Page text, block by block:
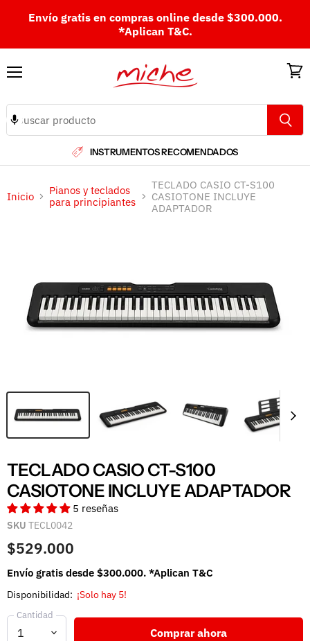
Envío gratis en compras online desde $300.000.
*Aplican T&C.
INSTRUMENTOS RECOMENDADOS
Inicio
Pianos y teclados
para principiantes
TECLADO CASIO CT-S100
CASIOTONE INCLUYE
ADAPTADOR
TECLADO CASIO CT-S100
CASIOTONE INCLUYE ADAPTADOR
5 reseñas
SKU TECL0042
$529.000
Envío gratis desde $300.000. *Aplican T&C
Disponibilidad: ¡Solo hay 5!
Cantidad
Comprar ahora